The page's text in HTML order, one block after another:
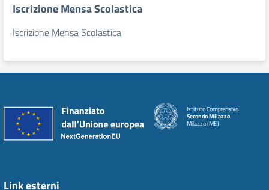
Iscrizione Mensa Scolastica
Iscrizione Mensa Scolastica
Istituto Comprensivo
Secondo Milazzo
Milazzo (ME)
Link esterni